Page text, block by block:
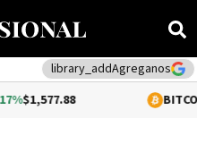
library_addAgreganos
0.05%